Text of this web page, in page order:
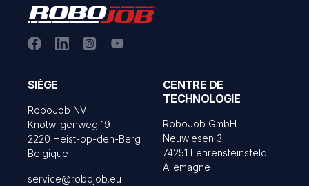
SIÈGE
RoboJob NV
Knotwilgenweg 19
2220 Heist-op-den-Berg
Belgique
service@robojob.eu
CENTRE DE
TECHNOLOGIE
RoboJob GmbH
Neuwiesen 3
74251 Lehrensteinsfeld
Allemagne